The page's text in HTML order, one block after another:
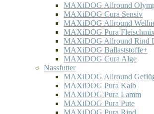
MAXiDOG Allround
MAXiDOG Cura Sensiv
MAXiDOG Allround
MAXiDOG Pura
MAXiDOG Allround Rind
MAXiDOG Ballaststoffe+
MAXiDOG Cura Alge
Nassfutter
MAXiDOG Allround
MAXiDOG Pura Kalb
MAXiDOG Pura Lamm
MAXiDOG Pura Pute
MAXiDOG Pura Rind